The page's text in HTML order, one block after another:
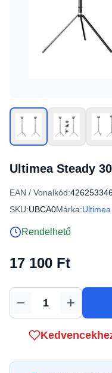
Ultimea Steady
EAN / Vonalkód:
SKU:UBCA0Márka:Ultimea
Rendelhető
17 100 Ft
Mennyiség